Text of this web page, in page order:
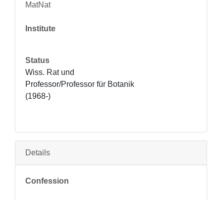
MatNat
Institute
Status
Wiss. Rat und
Professor/Professor für Botanik
(1968-)
Details
Confession